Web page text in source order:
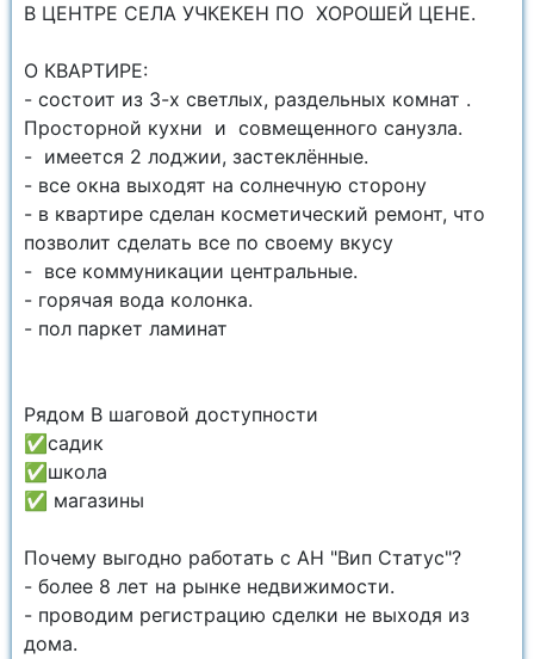
В ЦЕНТРЕ СЕЛА УЧКЕКЕН ПО ХОРОШЕЙ ЦЕНЕ.
О КВАРТИРЕ:
- состоит из 3-х светлых, раздельных комнат .
Просторной кухни и совмещенного санузла.
- имеется 2 лоджии, застеклённые.
- все окна выходят на солнечную сторону
- в квартире сделан косметический ремонт, что
позволит сделать все по своему вкусу
- все коммуникации центральные.
- горячая вода колонка.
- пол паркет ламинат
Рядом В шаговой доступности
✅садик
✅школа
✅ магазины
Почему выгодно работать с АН "Вип Статус"?
- более 8 лет на рынке недвижимости.
- проводим регистрацию сделки не выходя из
дома.